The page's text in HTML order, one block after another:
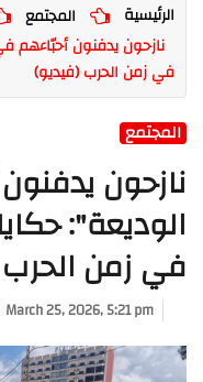
الرئيسية
المجتمع
نازحون يدفنون أحبّاءهم
في زمن الحرب (فيديو)
المجتمع
نازحون
الوديعة":
في زمن
March 25, 2026, 5:21 pm